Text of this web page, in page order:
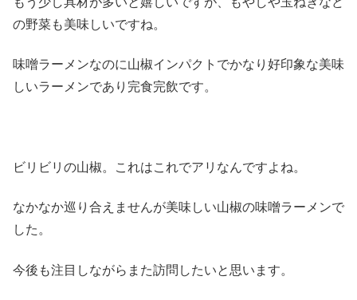
の野菜も美味しいですね。
味噌ラーメンなのに山椒インパクトでかなり好印象な美味
しいラーメンであり完食完飲です。
ビリビリの山椒。これはこれでアリなんですよね。
なかなか巡り合えませんが美味しい山椒の味噌ラーメンで
した。
今後も注目しながらまた訪問したいと思います。